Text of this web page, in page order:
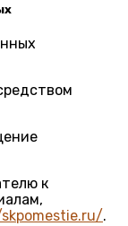
к
.